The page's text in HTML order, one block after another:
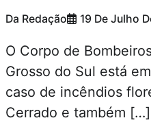
Da Redação 19 De Julho
O Corpo de
Grosso do Sul está
caso de incêndios
Cerrado e também […]